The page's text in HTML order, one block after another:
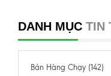
DANH MỤC TIN
Bán Hàng Chạy (142)